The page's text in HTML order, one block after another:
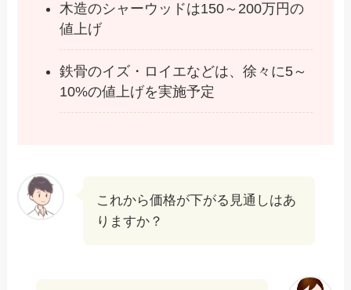
木造のシャーウッドは150～200万円の
値上げ
鉄骨のイズ・ロイエなどは、徐々に5～
10%の値上げを実施予定
これから価格が下がる見通しはあ
りますか？